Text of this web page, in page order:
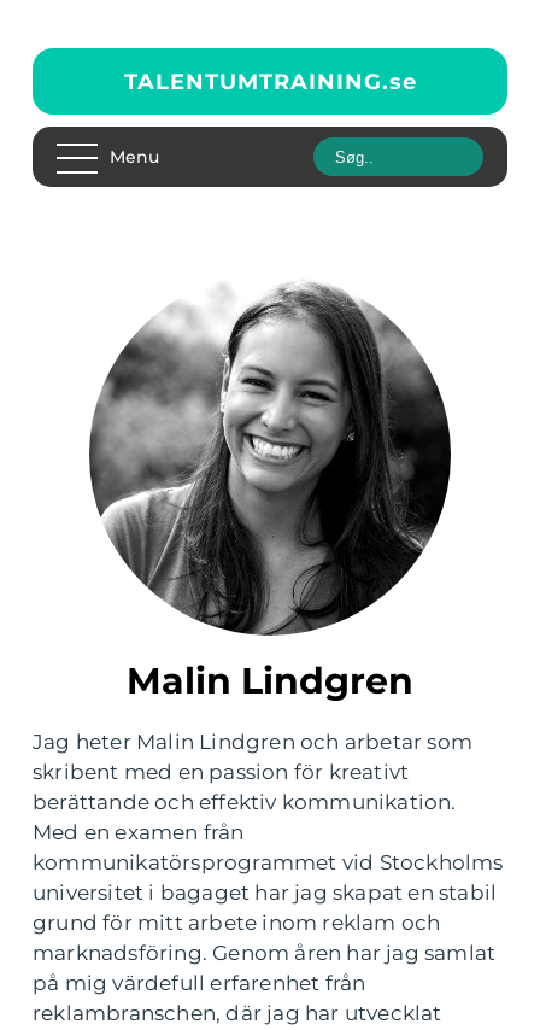
TALENTUMTRAINING.se
Menu
Malin Lindgren
Jag heter Malin Lindgren och arbetar som
skribent med en passion för kreativt
berättande och effektiv kommunikation.
Med en examen från
kommunikatörsprogrammet vid Stockholms
universitet i bagaget har jag skapat en stabil
grund för mitt arbete inom reklam och
marknadsföring. Genom åren har jag samlat
på mig värdefull erfarenhet från
reklambranschen, där jag har utvecklat